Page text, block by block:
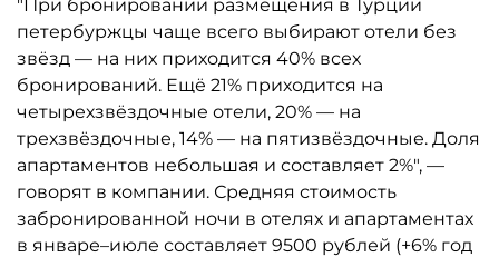
"При бронировании размещения в Турции
петербуржцы чаще всего выбирают отели без
звёзд — на них приходится 40% всех
бронирований. Ещё 21% приходится на
четырехзвёздочные отели, 20% — на
трехзвёздочные, 14% — на пятизвёздочные. Доля
апартаментов небольшая и составляет 2%", —
говорят в компании. Средняя стоимость
забронированной ночи в отелях и апартаментах
в январе–июле составляет 9500 рублей (+6% год